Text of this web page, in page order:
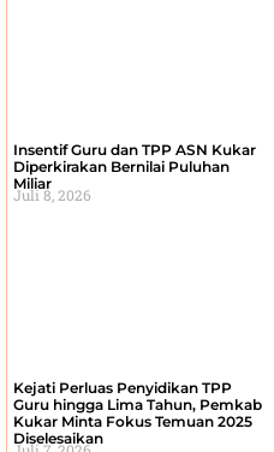
Insentif Guru dan TPP ASN Kukar
Diperkirakan Bernilai Puluhan
Miliar
Juli 8, 2026
Kejati Perluas Penyidikan TPP
Guru hingga Lima Tahun, Pemkab
Kukar Minta Fokus Temuan 2025
Diselesaikan